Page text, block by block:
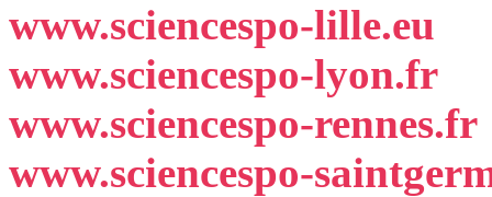
www.sciencespo-lille.eu
www.sciencespo-lyon.fr
www.sciencespo-rennes.fr
www.sciencespo-